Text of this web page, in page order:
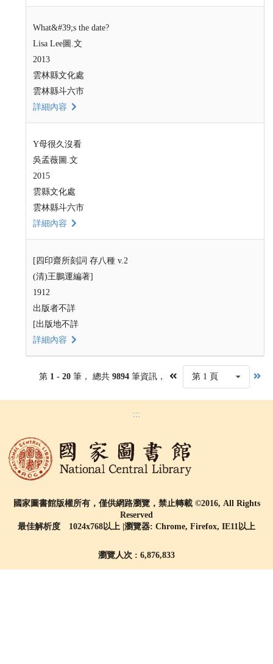
What&#39;s the date?
Lisa Lee圖.文
2013
雲林縣文化處
雲林縣斗六市
詳細內容
Y母很久沒看
吳孟薇圖.文
2015
雲縣文化處
雲林縣斗六市
詳細內容
[四印齋所刻詞 存八種 v.2
(清)王鵬運編著]
1912
出版者不詳
[出版地不詳
詳細內容
第 1 - 20 筆， 總共 9894筆資訊， 第 1 頁
:::
國家圖書館版權所有，僅供網路瀏覽，禁止轉載 ©2016, All Rights
Reserved
最佳解析度 1024x768以上 |瀏覽器: Chrome, Firefox, IE11以上
瀏覽人次 : 6,876,833